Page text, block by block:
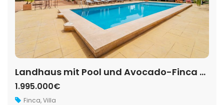
Landhaus mit Pool und Avocado-Finca bei Bunyola, Mallorca
1.995.000€
Finca,Villa